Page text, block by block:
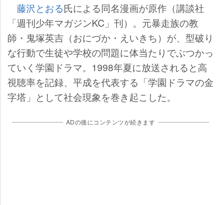
藤沢とおる氏による同名漫画が原作（講談社
「週刊少年マガジンKC」刊）。元暴走族の教
師・鬼塚英吉（おにづか・えいきち）が、型破り
な行動で生徒や学校の問題に体当たりでぶつかっ
ていく学園ドラマ。1998年夏に放送されると高
視聴率を記録、平成を代表する「学園ドラマの金
字塔」として社会現象を巻き起こした。
ADの後にコンテンツが続きます